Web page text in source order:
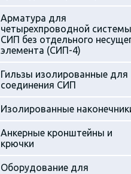
Арматура для
четырехпроводной системы
СИП без отдельного
элемента (СИП-4)
Гильзы изолированные для
соединения СИП
Изолированные
Анкерные кронштейны и
крючки
Оборудование для